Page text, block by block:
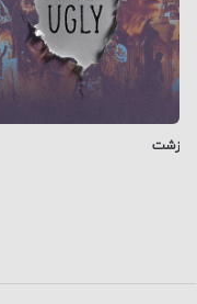
زشت